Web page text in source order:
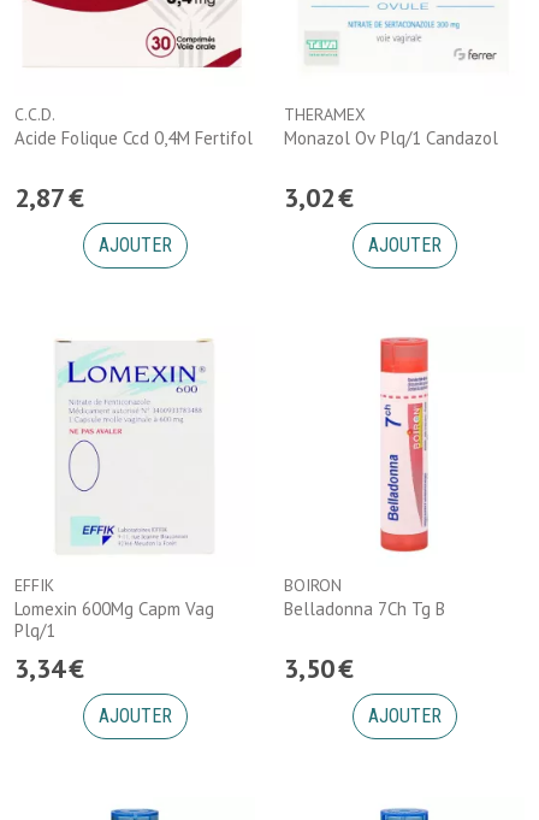
C.C.D.
Acide Folique Ccd 0,4M Fertifol
2,87€
AJOUTER
THERAMEX
Monazol Ov Plq/1 Candazol
3,02€
AJOUTER
EFFIK
Lomexin 600Mg Capm Vag
Plq/1
3,34€
AJOUTER
BOIRON
Belladonna 7Ch Tg B
3,50€
AJOUTER